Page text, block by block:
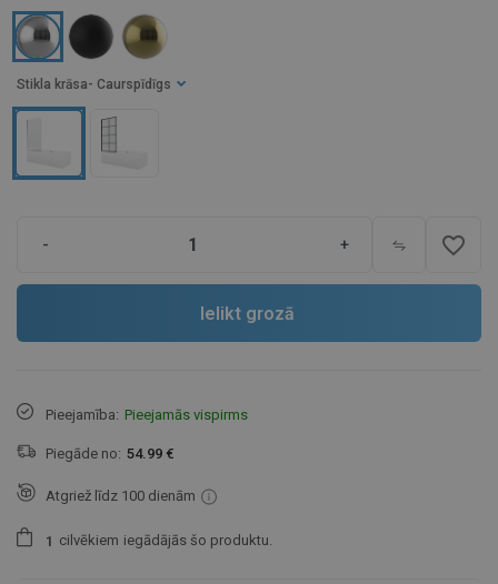
Stikla krāsa - Caurspīdīgs
- + favorite_border
Ielikt grozā
Pieejamība: Pieejamās vispirms
Piegāde no: 54.99 €
Atgriež līdz 100 dienām
1 cilvēkiem iegādājās šo produktu.